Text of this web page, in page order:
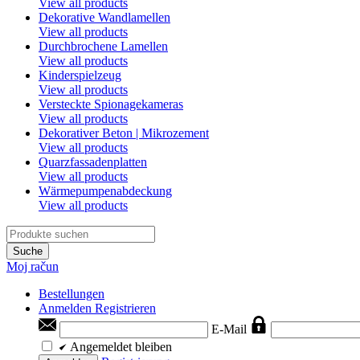
View all products
Dekorative Wandlamellen
View all products
Durchbrochene Lamellen
View all products
Kinderspielzeug
View all products
Versteckte Spionagekameras
View all products
Dekorativer Beton | Mikrozement
View all products
Quarzfassadenplatten
View all products
Wärmepumpenabdeckung
View all products
Suche
Moj račun
Bestellungen
Anmelden Registrieren
E-Mail
Angemeldet bleiben